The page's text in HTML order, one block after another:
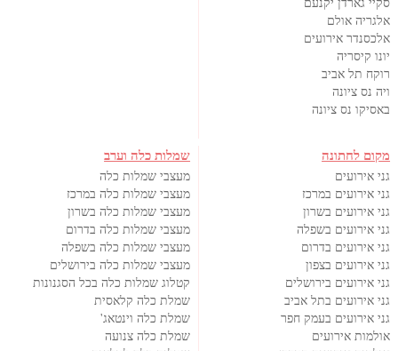
סקיי גארדן יקנעם
אלגריה אולם
אלכסנדר אירועים
יונו קיסריה
רוקח תל אביב
ויה נס ציונה
באסיקו נס ציונה
מקום לחתונה
גני אירועים
גני אירועים במרכז
גני אירועים בשרון
גני אירועים בשפלה
גני אירועים בדרום
גני אירועים בצפון
גני אירועים בירושלים
גני אירועים בתל אביב
גני אירועים בעמק חפר
אולמות אירועים
שמלות כלה וערב
מעצבי שמלות כלה
מעצבי שמלות כלה במרכז
מעצבי שמלות כלה בשרון
מעצבי שמלות כלה בדרום
מעצבי שמלות כלה בשפלה
מעצבי שמלות כלה בירושלים
קטלוג שמלות כלה בכל הסגנונות
שמלת כלה קלאסית
שמלת כלה וינטאג'
שמלת כלה צנועה